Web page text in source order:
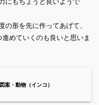
形を先に作ってあげて、
進めていくのも良いと思いま
・動物（インコ）